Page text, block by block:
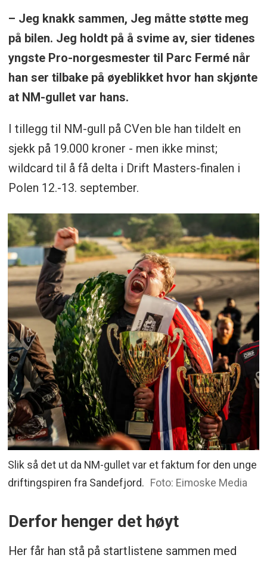
– Jeg knakk sammen, Jeg måtte støtte meg
på bilen. Jeg holdt på å svime av, sier tidenes
yngste Pro-norgesmester til Parc Fermé når
han ser tilbake på øyeblikket hvor han skjønte
at NM-gullet var hans.
I tillegg til NM-gull på CVen ble han tildelt en
sjekk på 19.000 kroner - men ikke minst;
wildcard til å få delta i Drift Masters-finalen i
Polen 12.-13. september.
Slik så det ut da NM-gullet var et faktum for den unge
driftingspiren fra Sandefjord. Foto: Eimoske Media
Derfor henger det høyt
Her får han stå på startlistene sammen med